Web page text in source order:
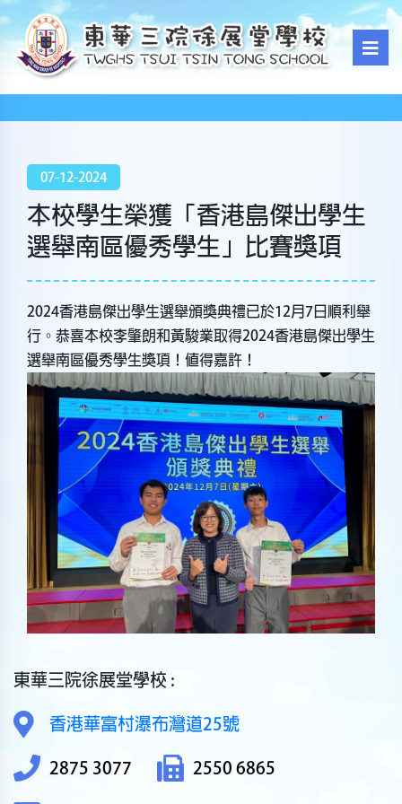
07-12-2024
本校學生榮獲「香港島傑出學生
選舉南區優秀學生」比賽獎項
2024香港島傑出學生選舉頒獎典禮已於12月7日順利舉
行。恭喜本校李肇朗和黃駿業取得2024香港島傑出學生
選舉南區優秀學生獎項！值得嘉許！
東華三院徐展堂學校 :
香港華富村瀑布灣道25號
2875 3077 2550 6865